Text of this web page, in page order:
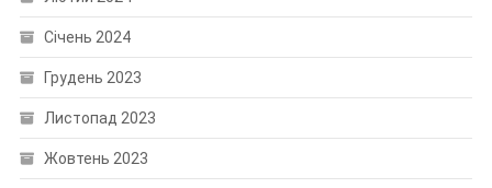
Січень 2024
Грудень 2023
Листопад 2023
Жовтень 2023